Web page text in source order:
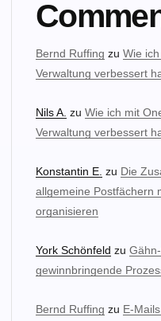
Bernd Ruffing zuWie
Verwaltung verbessert
Nils A. zuWie ich mit
Verwaltung verbessert
Konstantin E. zu Die
allgemeine Postfächern
organisieren
York Schönfeld zu
gewinnbringende
Bernd Ruffing zu E-